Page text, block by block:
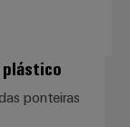
ponteiras